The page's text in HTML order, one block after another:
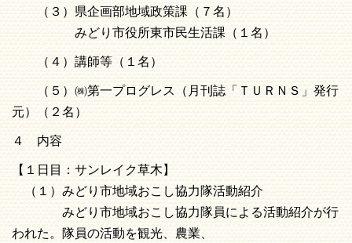
（３）県企画部地域政策課（７名）
みどり市役所東市民生活課（１名）
（４）講師等（１名）
（５）㈱第一プログレス（月刊誌「ＴＵＲＮＳ」発行
元）（２名）
４ 内容
【１日目：サンレイク草木】
（１）みどり市地域おこし協力隊活動紹介
みどり市地域おこし協力隊員による活動紹介が行
われた。隊員の活動を観光、農業、